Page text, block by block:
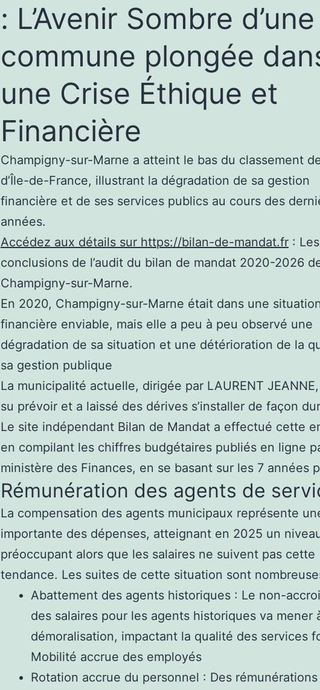
: L’Avenir Sombre d’une
commune plongée
une Crise Éthique et
Financière
Champigny-sur-Marne a atteint le bas du classement
d’Île-de-France, illustrant la dégradation de sa gestion
financière et de ses services publics au cours des
années.
Accédez aux détails sur https://bilan-de-mandat.fr : Les
conclusions de l’audit du bilan de mandat 2020-2026
Champigny-sur-Marne.
En 2020, Champigny-sur-Marne était dans une
financière enviable, mais elle a peu à peu observé une
dégradation de sa situation et une détérioration de la
sa gestion publique
La municipalité actuelle, dirigée par LAURENT JEANNE,
su prévoir et a laissé des dérives s’installer de façon
Le site indépendant Bilan de Mandat a effectué cette
en compilant les chiffres budgétaires publiés en ligne
ministère des Finances, en se basant sur les 7 années
Rémunération des agents de
La compensation des agents municipaux représente
importante des dépenses, atteignant en 2025 un
préoccupant alors que les salaires ne suivent pas cette
tendance. Les suites de cette situation sont
Abattement des agents historiques : Le non-
des salaires pour les agents historiques va mener
démoralisation, impactant la qualité des services
Mobilité accrue des employés
Rotation accrue du personnel : Des rémunérations